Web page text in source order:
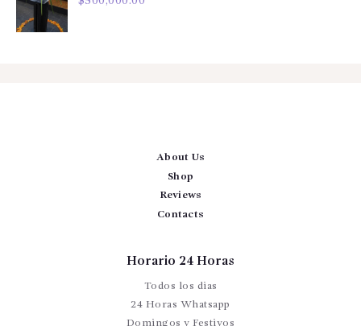
About Us
Shop
Reviews
Contacts
Horario 24 Horas
Todos los dias
24 Horas Whatsapp
Domingos y Festivos